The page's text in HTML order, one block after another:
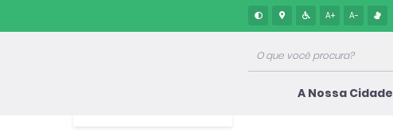
A+ A-
A Nossa Cidade